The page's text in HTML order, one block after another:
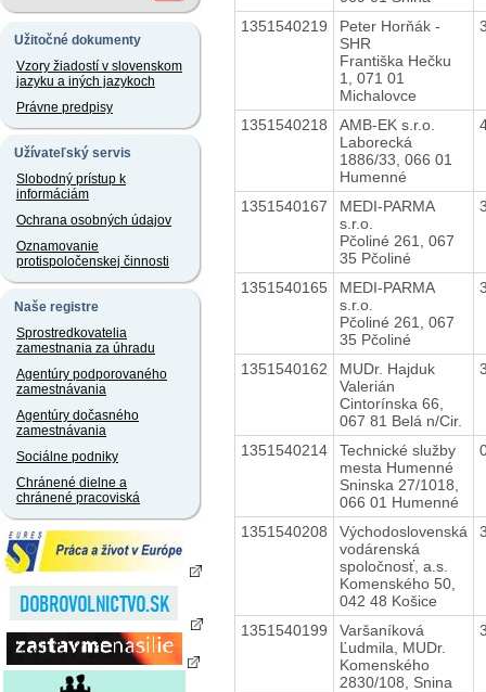
Užitočné dokumenty
Vzory žiadostí v slovenskom
jazyku a iných jazykoch
Právne predpisy
Užívateľský servis
Slobodný prístup k
informáciám
Ochrana osobných údajov
Oznamovanie
protispoločenskej činnosti
Naše registre
Sprostredkovatelia
zamestnania za úhradu
Agentúry podporovaného
zamestnávania
Agentúry dočasného
zamestnávania
Sociálne podniky
Chránené dielne a
chránené pracoviská
1351540219
Peter Horňák -
SHR
Františka Hečku
1, 071 01
Michalovce
1351540218
AMB-EK s.r.o.
Laborecká
1886/33, 066 01
Humenné
1351540167
MEDI-PARMA
s.r.o.
Pčoliné 261, 067
35 Pčoliné
1351540165
MEDI-PARMA
s.r.o.
Pčoliné 261, 067
35 Pčoliné
1351540162
MUDr. Hajduk
Valerián
Cintorínska 66,
067 81 Belá n/Cir.
1351540214
Technické služby
mesta Humenné
Sninska 27/1018,
066 01 Humenné
1351540208
Východoslovenská
vodárenská
spoločnosť, a.s.
Komenského 50,
042 48 Košice
1351540199
Varšaníková
Ľudmila, MUDr.
Komenského
2830/108, Snina